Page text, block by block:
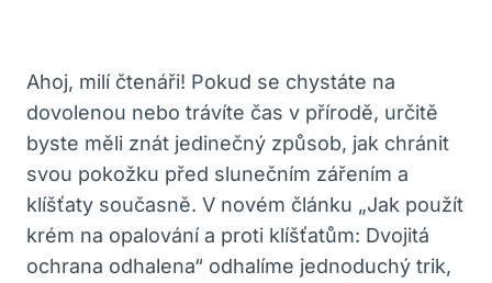
Ahoj, milí čtenáři! Pokud se chystáte na
dovolenou nebo trávíte čas v přírodě, určitě
byste měli znát jedinečný způsob, jak chránit
svou pokožku před slunečním zářením a
klíšťaty současně. V novém článku „Jak použít
krém na opalování a proti klíšťatům: Dvojitá
ochrana odhalena“ odhalíme jednoduchý trik,